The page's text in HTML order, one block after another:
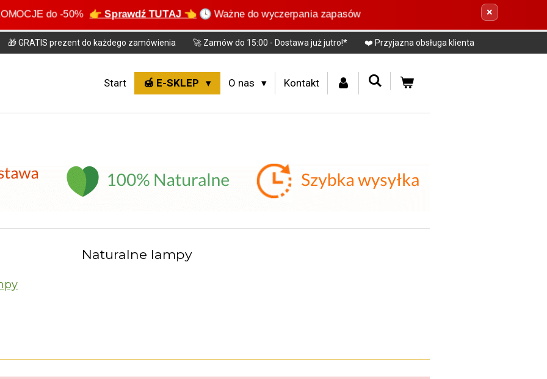
do -50% 👉 Sprawdź TUTAJ 👈 🕓 Ważne do wyczerpania zapasów ×
🎁 GRATIS prezent do każdego zamówienia 🚀 Zamów do 15:00 - Dostawa już jutro!* ❤️ Przyjazna obsługa klienta
Start 🍯 E-SKLEP O nas Kontakt
Naturalne lampy